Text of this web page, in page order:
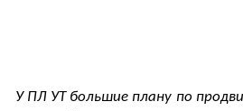
У ПЛ УТ большие плану по